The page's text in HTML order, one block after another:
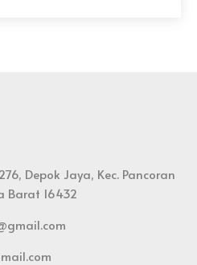
Depok Jaya, Kec. Pancoran
Barat 16432